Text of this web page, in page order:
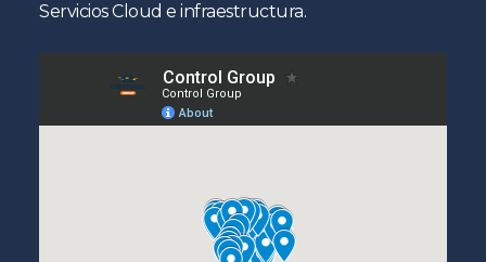
Servicios Cloud e infraestructura.